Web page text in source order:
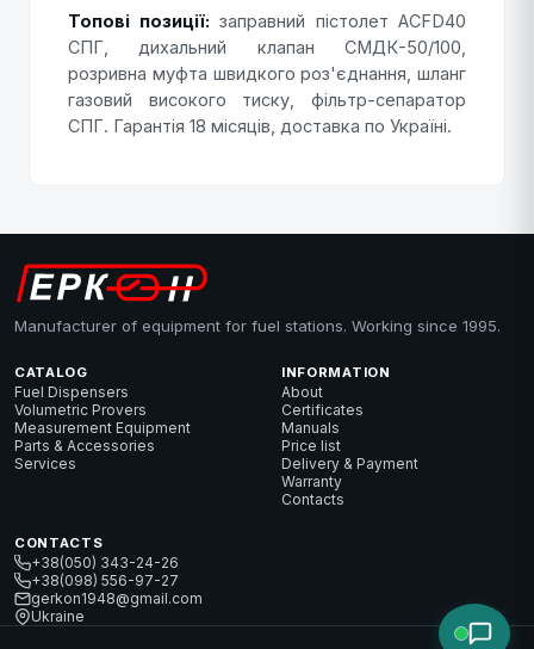
Топові позиції: заправний пістолет ACFD40
СПГ, дихальний клапан СМДК-50/100,
розривна муфта швидкого роз'єднання, шланг
газовий високого тиску, фільтр-сепаратор
СПГ. Гарантія 18 місяців, доставка по Україні.
Manufacturer of equipment for fuel stations. Working since 1995.
CATALOG
Fuel Dispensers
Volumetric Provers
Measurement Equipment
Parts & Accessories
Services
INFORMATION
About
Certificates
Manuals
Price list
Delivery & Payment
Warranty
Contacts
CONTACTS
+38(050) 343-24-26
+38(098) 556-97-27
gerkon1948@gmail.com
Ukraine